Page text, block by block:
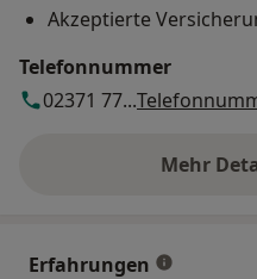
Akzeptierte
Telefonnummer
02371 77...
Mehr
Erfahrungen